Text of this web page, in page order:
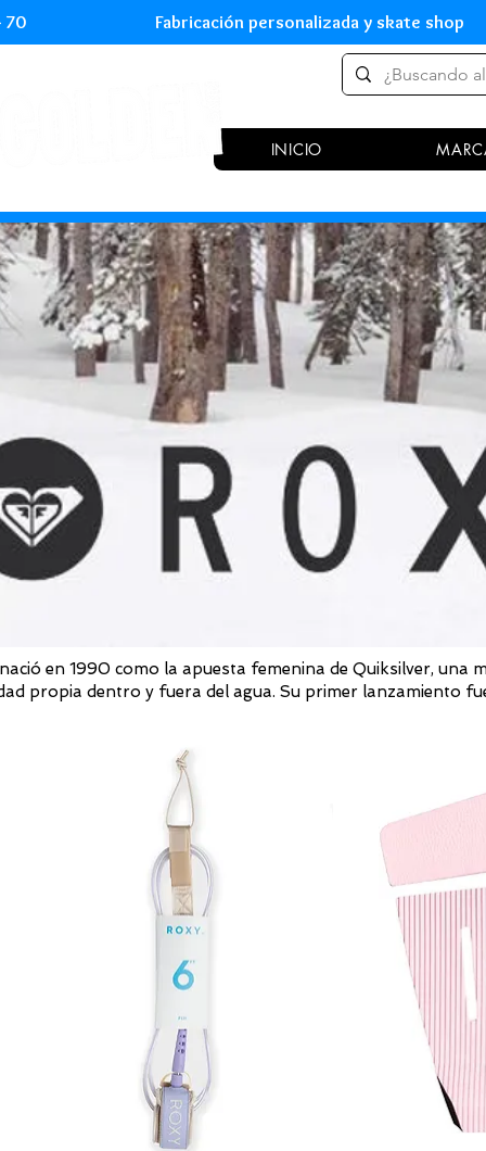
54 70 Fabricación personalizada y skate
INICIO
en 1990 como la apuesta femenina de Quiksilver,
propia dentro y fuera del agua. Su primer lanzamiento